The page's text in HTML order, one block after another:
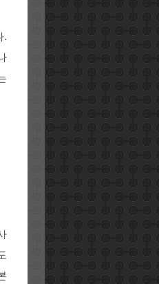
.